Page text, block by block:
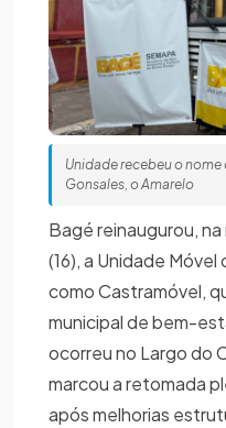
Unidade recebeu o
Gonsales, o Amarelo
Bagé reinaugurou,
(16), a Unidade
como Castramóvel,
municipal de bem-
ocorreu no Largo do
marcou a retomada
após melhorias